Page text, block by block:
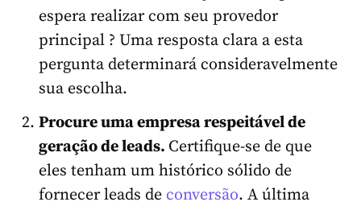
espera realizar com seu provedor
principal ? Uma resposta clara a esta
pergunta determinará consideravelmente
sua escolha.
Procure umaempresa respeitável de
geração de leads. Certifique-se de que
eles tenham um histórico sólido de
fornecer leads de conversão. A última